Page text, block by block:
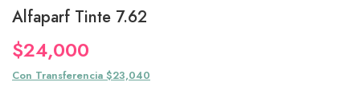
Alfaparf Tinte 7.62
$24,000
Con Transferencia $23,040